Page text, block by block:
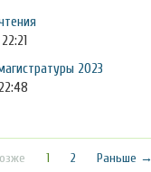
2023
1(текущая)
2 Раньше →